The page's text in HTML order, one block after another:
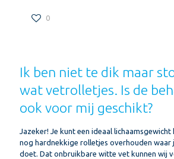
0
Ik ben niet te dik maar
wat vetrolletjes. Is de
ook voor mij geschikt?
Jazeker! Je kunt een ideaal lichaamsgewicht
nog hardnekkige rolletjes overhouden waar
doet. Dat onbruikbare witte vet kunnen wij